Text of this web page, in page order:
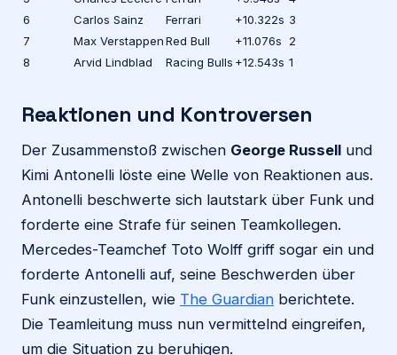
6
Carlos Sainz Ferrari +10.322s 3
7
Max VerstappenRed Bull +11.076s
2
8
Arvid Lindblad Racing Bulls +12.543s 1
Reaktionen und Kontroversen
Der Zusammenstoß zwischen George Russell und
Kimi Antonelli löste eine Welle von Reaktionen aus.
Antonelli beschwerte sich lautstark über Funk und
forderte eine Strafe für seinen Teamkollegen.
Mercedes-Teamchef Toto Wolff griff sogar ein und
forderte Antonelli auf, seine Beschwerden über
Funk einzustellen, wie The Guardian berichtete.
Die Teamleitung muss nun vermittelnd eingreifen,
um die Situation zu beruhigen.